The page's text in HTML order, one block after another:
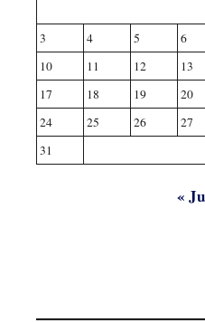
3
4 5 6
10
11 12 13
17
18 19 20
24
25 26 27
31
«